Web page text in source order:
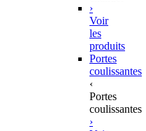
›
Voir
les
produits
Portes
coulissantes
‹
Portes
coulissantes
›